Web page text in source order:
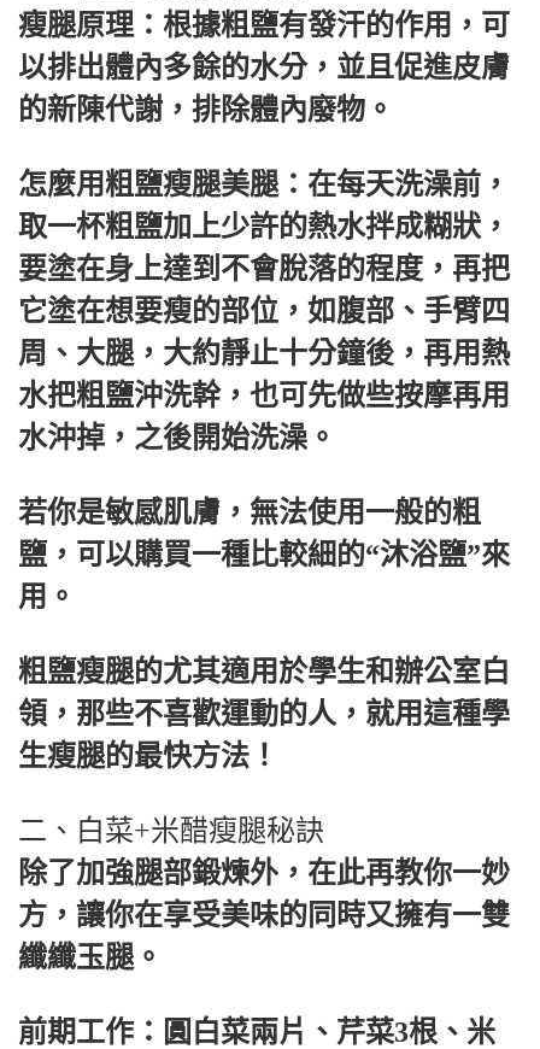
瘦腿原理：根據粗鹽有發汗的作用，可
以排出體內多餘的水分，並且促進皮膚
的新陳代謝，排除體內廢物。
怎麼用粗鹽瘦腿美腿：在每天洗澡前，
取一杯粗鹽加上少許的熱水拌成糊狀，
要塗在身上達到不會脫落的程度，再把
它塗在想要瘦的部位，如腹部、手臂四
周、大腿，大約靜止十分鐘後，再用熱
水把粗鹽沖洗幹，也可先做些按摩再用
水沖掉，之後開始洗澡。
若你是敏感肌膚，無法使用一般的粗
鹽，可以購買一種比較細的“沐浴鹽”來
用。
粗鹽瘦腿的尤其適用於學生和辦公室白
領，那些不喜歡運動的人，就用這種學
生瘦腿的最快方法！
二、白菜+米醋瘦腿秘訣
除了加強腿部鍛煉外，在此再教你一妙
方，讓你在享受美味的同時又擁有一雙
纖纖玉腿。
前期工作：圓白菜兩片、芹菜3根、米